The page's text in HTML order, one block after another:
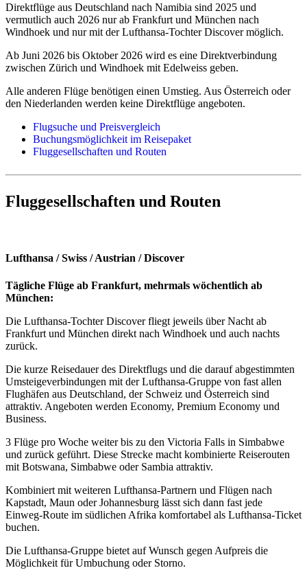
Direktflüge aus Deutschland nach Namibia sind 2025 und
vermutlich auch 2026 nur ab Frankfurt und München nach
Windhoek und nur mit der Lufthansa-Tochter Discover möglich.
Ab Juni 2026 bis Oktober 2026 wird es eine Direktverbindung
zwischen Zürich und Windhoek mit Edelweiss geben.
Alle anderen Flüge benötigen einen Umstieg. Aus Österreich oder
den Niederlanden werden keine Direktflüge angeboten.
Flugsuche und Preisvergleich
Buchungsmöglichkeit im Reisepaket
Fluggesellschaften und Routen
Fluggesellschaften und Routen
Lufthansa / Swiss / Austrian / Discover
Tägliche Flüge ab Frankfurt, mehrmals wöchentlich ab
München:
Die Lufthansa-Tochter Discover fliegt jeweils über Nacht ab
Frankfurt und München direkt nach Windhoek und auch nachts
zurück.
Die kurze Reisedauer des Direktflugs und die darauf abgestimmten
Umsteigeverbindungen mit der Lufthansa-Gruppe von fast allen
Flughäfen aus Deutschland, der Schweiz und Österreich sind
attraktiv. Angeboten werden Economy, Premium Economy und
Business.
3 Flüge pro Woche weiter bis zu den Victoria Falls in Simbabwe
und zurück geführt. Diese Strecke macht kombinierte Reiserouten
mit Botswana, Simbabwe oder Sambia attraktiv.
Kombiniert mit weiteren Lufthansa-Partnern und Flügen nach
Kapstadt, Maun oder Johannesburg lässt sich dann fast jede
Einweg-Route im südlichen Afrika komfortabel als Lufthansa-Ticket
buchen.
Die Lufthansa-Gruppe bietet auf Wunsch gegen Aufpreis die
Möglichkeit für Umbuchung oder Storno.